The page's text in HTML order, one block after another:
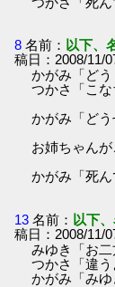
8 名前： 以下、
稿日：2008/11/
かがみ「どう
つかさ「こ
かがみ「どう
お姉ちゃんが
かがみ「死ん
13 名前： 以下
稿日：2008/11/
みゆき「お二
つかさ「違う
かがみ「みゆ